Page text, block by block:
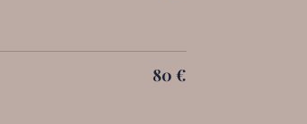
80 €